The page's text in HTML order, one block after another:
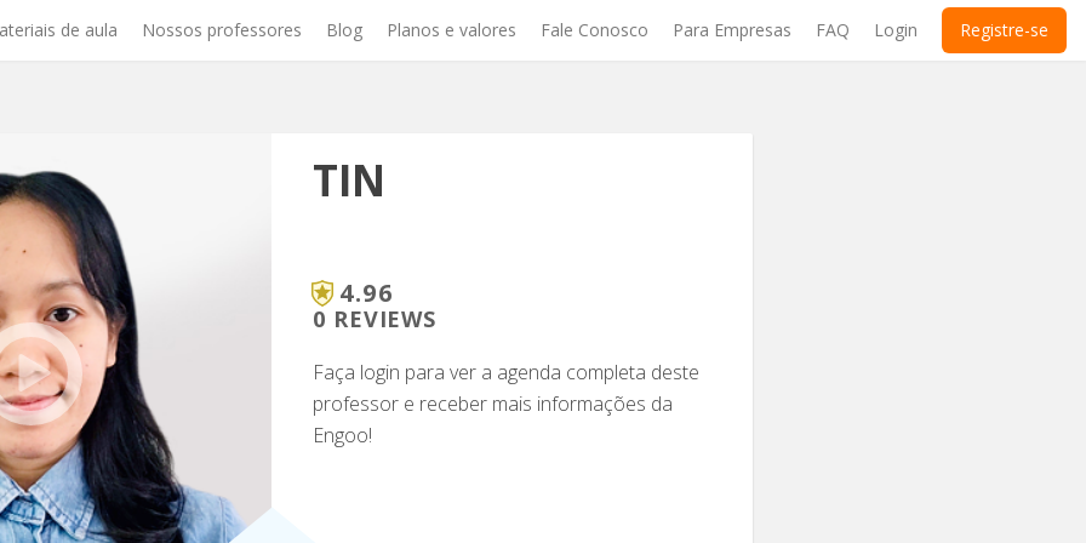
de aula Nossos professores Blog Planos e valores Fale Conosco Para Empresas FAQ Login Registre-se
TIN
4.96
0 REVIEWS
Faça login para ver a agenda completa deste
professor e receber mais informações da
Engoo!